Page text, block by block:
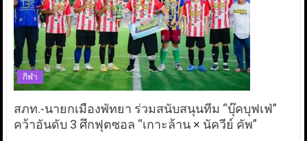
กีฬา
สภท.-นายกเมืองพัทยา ร่วมสนับสนุนทีม “บุ๊คบุฟเฟ่”
คว้าอันดับ 3 ศึกฟุตซอล “เกาะล้าน × นัควีย์ คัพ”